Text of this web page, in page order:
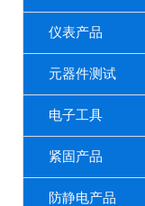
仪表产品
元器件测试
电子工具
紧固产品
防静电产品